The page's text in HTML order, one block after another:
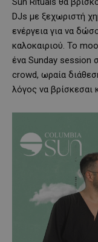
DJs με ξεχωριστή
ενέργεια για να
καλοκαιριού. Το
ένα Sunday session
crowd, ωραία
λόγος να βρίσκεσαι